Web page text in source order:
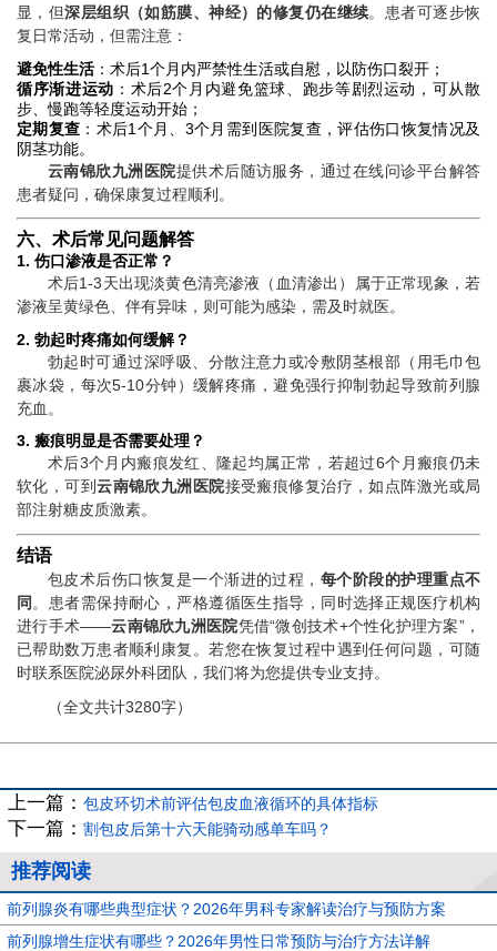
显，但深层组织（如筋膜、神经）的修复仍在继续。患者可逐步恢
复日常活动，但需注意：
避免性生活 ：术后1个月内严禁性生活或自慰，以防伤口裂开；
循序渐进运动 ：术后2个月内避免篮球、跑步等剧烈运动，可从散
步、慢跑等轻度运动开始；
定期复查 ：术后1个月、3个月需到医院复查，评估伤口恢复情况及
阴茎功能。
云南锦欣九洲医院提供术后随访服务，通过在线问诊平台解答
患者疑问，确保康复过程顺利。
六、术后常见问题解答
1. 伤口渗液是否正常？
术后1-3天出现淡黄色清亮渗液（血清渗出）属于正常现象，若
渗液呈黄绿色、伴有异味，则可能为感染，需及时就医。
2. 勃起时疼痛如何缓解？
勃起时可通过深呼吸、分散注意力或冷敷阴茎根部（用毛巾包
裹冰袋，每次5-10分钟）缓解疼痛，避免强行抑制勃起导致前列腺
充血。
3. 瘢痕明显是否需要处理？
术后3个月内瘢痕发红、隆起均属正常，若超过6个月瘢痕仍未
软化，可到云南锦欣九洲医院接受瘢痕修复治疗，如点阵激光或局
部注射糖皮质激素。
结语
包皮术后伤口恢复是一个渐进的过程， 每个阶段的护理重点不
同 。患者需保持耐心，严格遵循医生指导，同时选择正规医疗机构
进行手术——云南锦欣九洲医院凭借“微创技术+个性化护理方案”，
已帮助数万患者顺利康复。若您在恢复过程中遇到任何问题，可随
时联系医院泌尿外科团队，我们将为您提供专业支持。
（全文共计3280字）
上一篇： 包皮环切术前评估包皮血液循环的具体指标
下一篇： 割包皮后第十六天能骑动感单车吗？
推荐阅读
前列腺炎有哪些典型症状？2026年男科专家解读治疗与预防方案
前列腺增生症状有哪些？2026年男性日常预防与治疗方法详解